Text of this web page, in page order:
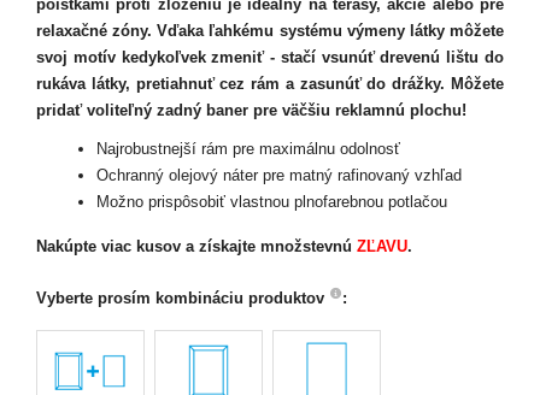
poistkami proti zloženiu je ideálny na terasy, akcie alebo pre
relaxačné zóny. Vďaka ľahkému systému výmeny látky môžete
svoj motív kedykoľvek zmeniť - stačí vsunúť drevenú lištu do
rukáva látky, pretiahnuť cez rám a zasunúť do drážky. Môžete
pridať voliteľný zadný baner pre väčšiu reklamnú plochu!
Najrobustnejší rám pre maximálnu odolnosť
Ochranný olejový náter pre matný rafinovaný vzhľad
Možno prispôsobiť vlastnou plnofarebnou potlačou
Nakúpte viac kusov a získajte množstevnú ZĽAVU.
Vyberte prosím kombináciu produktov :